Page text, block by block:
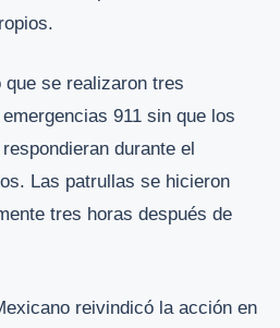
que se realizaron tres
911 sin que los
durante el
Las patrullas se hicieron
tres horas después de
reivindicó la acción en